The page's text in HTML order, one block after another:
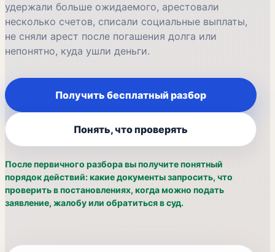
удержали больше ожидаемого, арестовали
несколько счетов, списали социальные выплаты,
не сняли арест после погашения долга или
непонятно, куда ушли деньги.
Получить бесплатный разбор
Понять, что проверять
После первичного разбора вы получите понятный
порядок действий: какие документы запросить, что
проверить в постановлениях, когда можно подать
заявление, жалобу или обратиться в суд.